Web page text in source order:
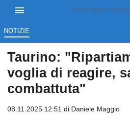
NOTIZIE
Taurino:
voglia di reagire,
combattuta"
08.11.2025 12:51 di Daniele Maggio